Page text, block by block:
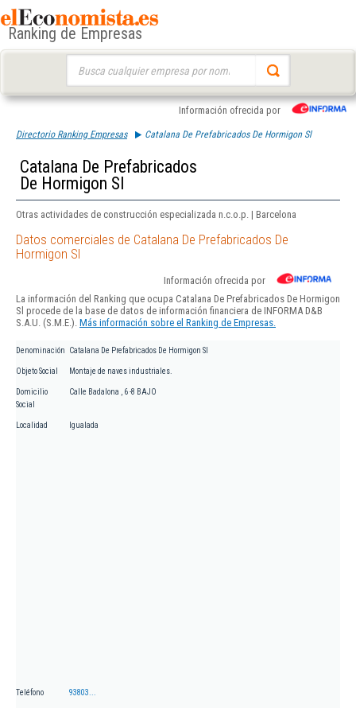
Ranking de Empresas
Información ofrecida por
Directorio Ranking Empresas Catalana De Prefabricados De Hormigon Sl
Catalana De Prefabricados
De Hormigon Sl
Otras actividades de construcción especializada n.c.o.p. | Barcelona
Datos comerciales de Catalana De Prefabricados De
Hormigon Sl
Información ofrecida por
La información del Ranking que ocupa Catalana De Prefabricados De Hormigon
Sl procede de la base de datos de información financiera de INFORMA D&B
S.A.U. (S.M.E.). Más información sobre el Ranking de Empresas.
Denominación Catalana De Prefabricados De Hormigon Sl
Objeto Social Montaje de naves industriales.
Domicilio
Social
Calle Badalona , 6 -8 BAJO
Localidad Igualada
Teléfono 93803...